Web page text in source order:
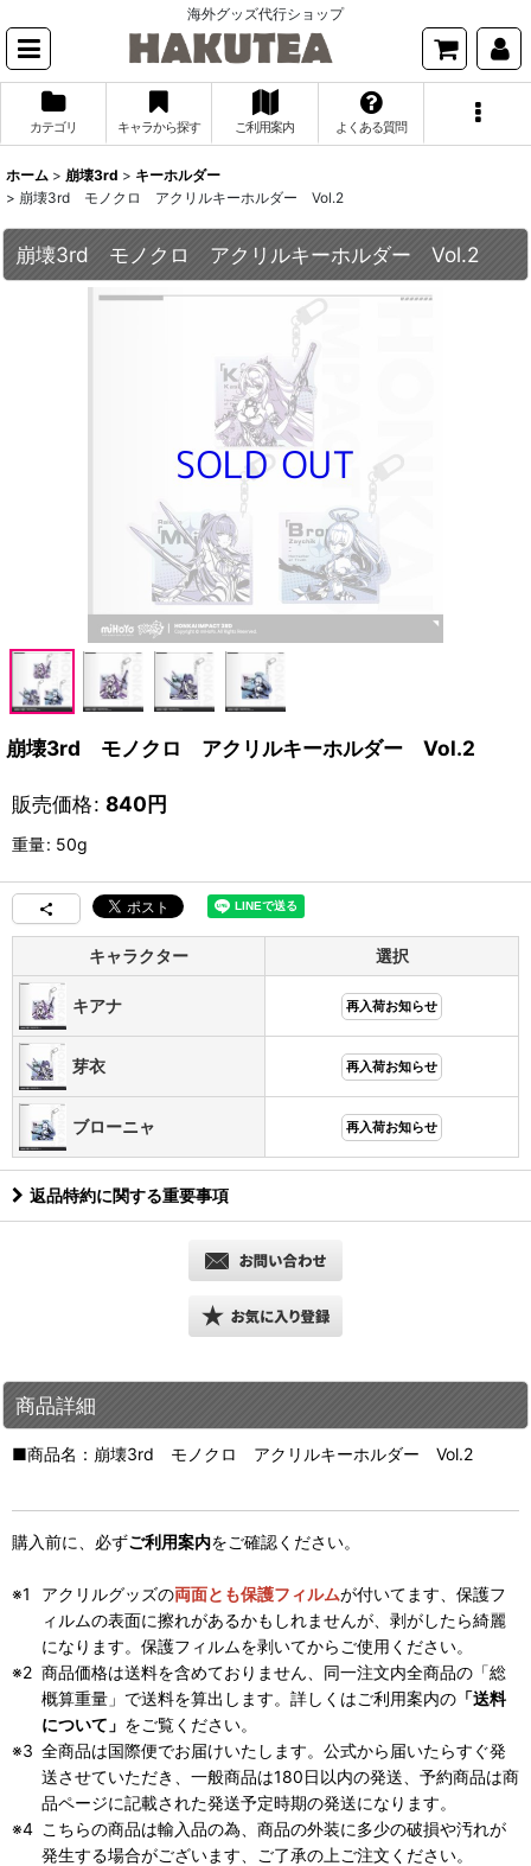
海外グッズ代行ショップ
カテゴリ キャラから探す ご利用案内 よくある質問
ホーム > 崩壊3rd > キーホルダー
> 崩壊3rd モノクロ アクリルキーホルダー Vol.2
崩壊3rd モノクロ アクリルキーホルダー Vol.2
崩壊3rd モノクロ アクリルキーホルダー Vol.2
販売価格: 840円
重量: 50g
キャラクター 選択
キアナ 再入荷お知らせ
芽衣 再入荷お知らせ
ブローニャ 再入荷お知らせ
返品特約に関する重要事項
商品詳細
■商品名：崩壊3rd モノクロ アクリルキーホルダー Vol.2
購入前に、必ずご利用案内をご確認ください。
アクリルグッズの両面とも保護フィルムが付いてます、保護フ
ィルムの表面に擦れがあるかもしれませんが、剥がしたら綺麗
になります。保護フィルムを剥いてからご使用ください。
商品価格は送料を含めておりません、同一注文内全商品の「総
概算重量」で送料を算出します。詳しくはご利用案内の 「送料
について」 をご覧ください。
全商品は国際便でお届けいたします。公式から届いたらすぐ発
送させていただき、一般商品は180日以内の発送、予約商品は商
品ページに記載された発送予定時期の発送になります。
こちらの商品は輸入品の為、商品の外装に多少の破損や汚れが
発生する場合がございます、ご了承の上ご注文ください。